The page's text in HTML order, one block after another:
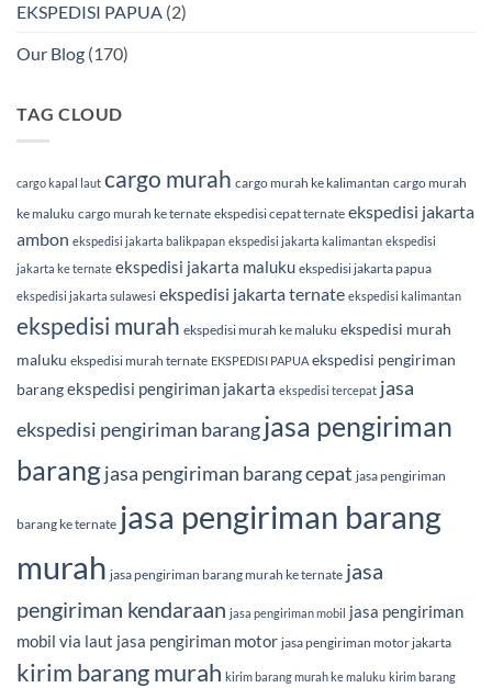
EKSPEDISI PAPUA (2)
Our Blog (170)
TAG CLOUD
cargo kapal laut cargo murah cargo murah ke kalimantan cargo murah
ke maluku cargo murah ke ternate ekspedisi cepat ternate ekspedisi jakarta
ambon ekspedisi jakarta balikpapan ekspedisi jakarta kalimantan ekspedisi
jakarta ke ternate ekspedisi jakarta maluku ekspedisi jakarta papua
ekspedisi jakarta sulawesi ekspedisi jakarta ternate ekspedisi kalimantan
ekspedisi murah ekspedisi murah ke maluku ekspedisi murah
maluku ekspedisi murah ternate EKSPEDISI PAPUA ekspedisi pengiriman
barangekspedisi pengiriman jakarta ekspedisi tercepat jasa
ekspedisi pengiriman barangjasa pengiriman
barangjasa pengiriman barang cepat jasa pengiriman
barang ke ternate jasa pengiriman barang
murah jasa pengiriman barang murah ke ternate jasa
pengiriman kendaraan jasa pengiriman mobil jasa pengiriman
mobil via laut jasa pengiriman motor jasa pengiriman motor jakarta
kirim barang murah kirim barang murah ke maluku kirim barang